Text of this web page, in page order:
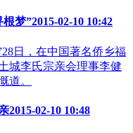
根梦”2015-02-10 10:42
日，在中国著名侨乡福
城李氏宗亲会理事李健
道。
2015-02-10 10:48